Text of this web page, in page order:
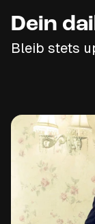
Dein
Bleib stets